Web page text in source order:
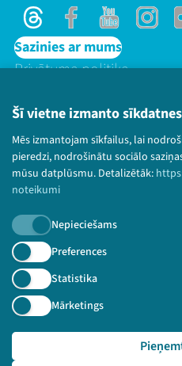
Šī vietne izmanto sīkdatnes
Mēs izmantojam sīkfailus, lai
pieredzi, nodrošinātu sociālo
mūsu datplūsmu. Detalizētāk:
noteikumi
Nepieciešams
Preferences
Statistika
Mārketings
ThreadsFacebookYoutube
Sazinies ar mums
Privātuma politika
Bērnu aizsardzības politika
© 2026 Sarunu festivāls
paturētas.
Piesakies
Nepalaid garām aktuālāko